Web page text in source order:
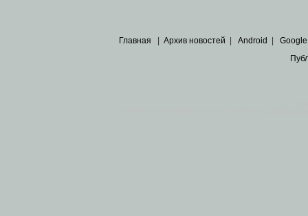
Главная Архив новостей Android Google